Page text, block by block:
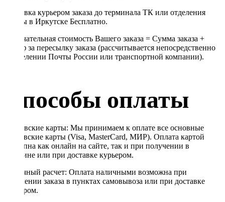
Доставка курьером заказа до терминала ТК или отделения
Почты в Иркутске Бесплатно.
Окончательная стоимость Вашего заказа = Сумма заказа +
Тариф за пересылку заказа (рассчитывается непосредственно
в отделении Почты России или транспортной компании).
Способы оплаты
Банковские карты: Мы принимаем к оплате все основные
банковские карты (Visa, MasterCard, МИР). Оплата картой
доступна как онлайн на сайте, так и при получении в
магазине или при доставке курьером.
Наличный расчет: Оплата наличными возможна при
получении заказа в пунктах самовывоза или при доставке
курьером.